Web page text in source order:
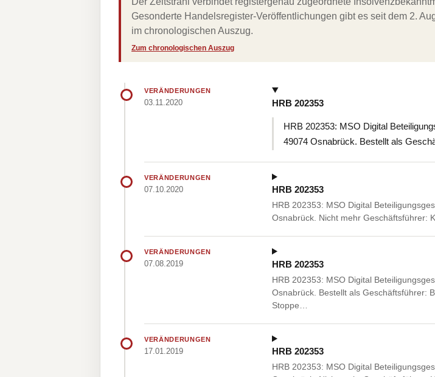
Gesonderte Handelsregister-Veröffentlichungen gibt es seit dem 2.
im chronologischen Auszug.
Zum chronologischen Auszug
VERÄNDERUNGEN
03.11.2020 HRB 202353
HRB 202353: MSO Digital
49074 Osnabrück. Bestellt als
VERÄNDERUNGEN
07.10.2020 HRB 202353
HRB 202353: MSO Digital
Osnabrück. Nicht mehr Geschäftsführer:
VERÄNDERUNGEN
07.08.2019 HRB 202353
HRB 202353: MSO Digital
Osnabrück. Bestellt als Geschäftsführer:
Stoppe…
VERÄNDERUNGEN
17.01.2019 HRB 202353
HRB 202353: MSO Digital